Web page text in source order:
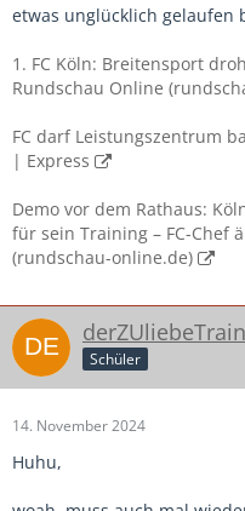
etwas unglücklich gelaufen
1. FC Köln: Breitensport
Rundschau Online
FC darf Leistungszentrum
| Express
Demo vor dem Rathaus:
für sein Training – FC-Chef
(rundschau-online.de)
Schüler
14. November 2024
Huhu,